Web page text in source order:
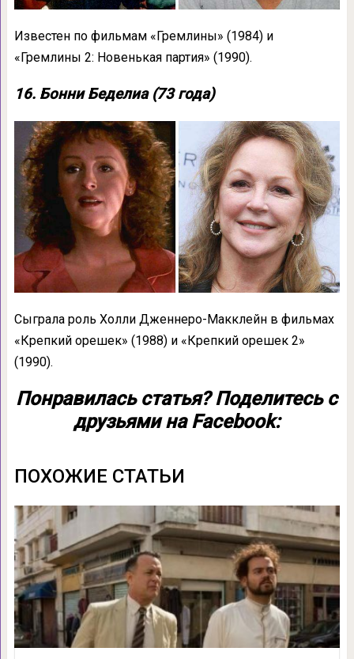
Известен по фильмам «Гремлины» (1984) и
«Гремлины 2: Новенькая партия» (1990).
16. Бонни Беделиа (73 года)
Сыграла роль Холли Дженнеро-Макклейн в фильмах
«Крепкий орешек» (1988) и «Крепкий орешек 2»
(1990).
Понравилась статья? Поделитесь с
друзьями на Facebook:
ПОХОЖИЕ СТАТЬИ